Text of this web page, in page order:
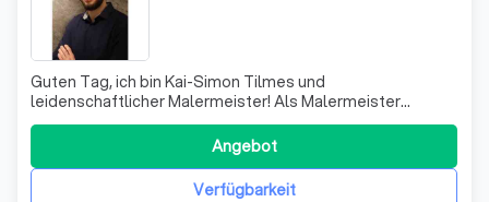
Guten Tag, ich bin Kai-Simon Tilmes und
leidenschaftlicher Malermeister! Als Malermeister
profitiere ich für Sie von meiner acht jährigen Erfahrung im
Malerhandwerk. Gleichzeitig führte meine Leidenschaft
für mein Handwerk und meine Liebe zur Gestaltung meine
berufliche Laufbahn auch in eine Sch
Verfügbarkeit
Angebot